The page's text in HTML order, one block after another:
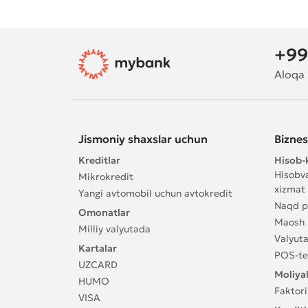
Aloqa
Jismoniy shaxslar uchun
Kreditlar
Mikrokredit
Yangi avtomobil uchun avtokredit
Omonatlar
Milliy valyutada
Kartalar
UZCARD
HUMO
VISA
xizmat
Naqd
POS-